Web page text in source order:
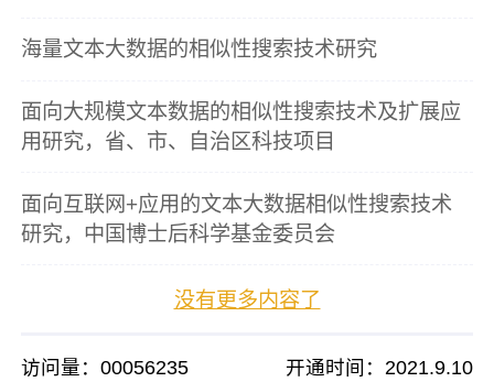
海量文本大数据的相似性搜索技术研究
面向大规模文本数据的相似性搜索技术及扩展应
用研究，省、市、自治区科技项目
面向互联网+应用的文本大数据相似性搜索技术
研究，中国博士后科学基金委员会
没有更多内容了
访问量：00056235 开通时间： 2021.9.10